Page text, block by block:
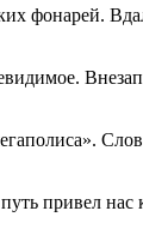
фонарей.
привел нас